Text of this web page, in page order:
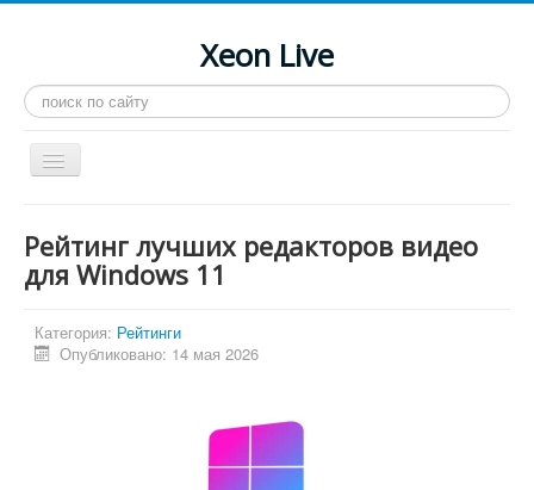
Xeon Live
Искать...
Toggle
Navigation
LGA 2011-3
Процессоры
Рейтинг лучших редакторов видео
для Windows 11
Категория: Рейтинги
Опубликовано: 14 мая 2026